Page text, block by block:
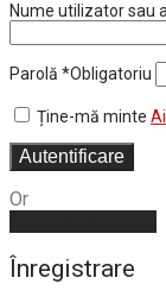
Nume utilizator sau
Parolă *Obligatoriu
Ține-mă minte
Autentificare
Or
Înregistrare